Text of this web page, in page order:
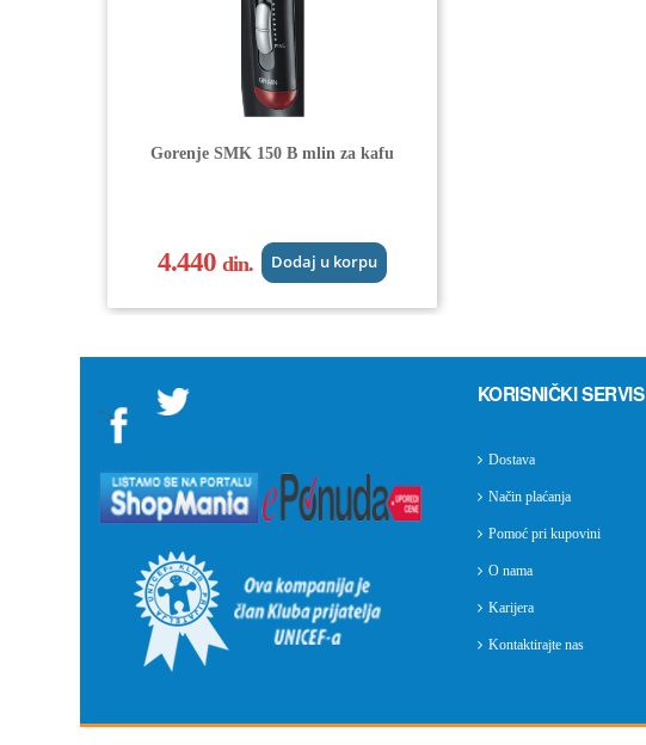
Gorenje SMK 150 B mlin za kafu
4.440din. Dodaj u korpu
">
KORISNIČKI SERVIS
Dostava
Način plaćanja
Pomoć pri kupovini
O nama
Karijera
Kontaktirajte nas